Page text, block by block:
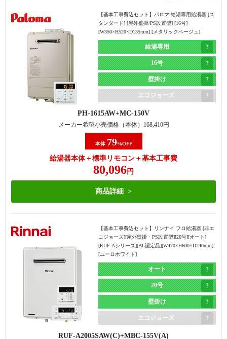
【基本工事費込セット】
パロマ 給湯専用給湯器 [ス
タンダード] [屋外壁掛/PS設置型] [16号]
[W350×H520×D135mm] [メタリックベージュ]
給湯専用
16号
壁掛け
エコジョーズ
PH-1615AW MC-150V
メーカー希望小売価格（本体） 168,410円
本体 79%OFF
給湯器本体＋標準リモコン＋基本工事費
80,096 円
商品詳細
【基本工事費込セット】
リンナイ フロ給湯器 [非エ
コジョーズ][屋外壁掛・PS設置型][20号][オート]
[RUF-Aシリーズ][BL認定品][W470×H600×D240mm]
[ユーロホワイト]
オート
20号
壁掛け
エコジョーズ
RUF-A2005SAW(C) MBC-155V(A)